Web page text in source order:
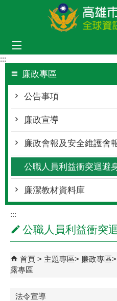
跳到主要內容區塊
:::
廉政專區
公告事項
廉政宣導
廉政會報及安全維護會
公職人員利益衝突迴避
廉潔教材資料庫
:::
公職人員利益衝突
首頁 主題專區 廉政專區
露專區
法令宣導